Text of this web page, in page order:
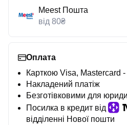
Meest Пошта
від 80₴
Оплата
Карткою Visa, Mastercard
Накладений платіж
Безготівковими для
Посилка в кредит від
відділенні Нової пошти